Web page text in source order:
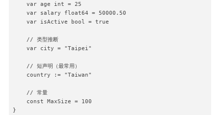
    var age int = 25
    var salary float64 = 50000.50
    var isActive bool = true
    // 类型推断
    var city = "Taipei"
    // 短声明（最常用）
    country := "Taiwan"
    // 常量
    const MaxSize = 100
}